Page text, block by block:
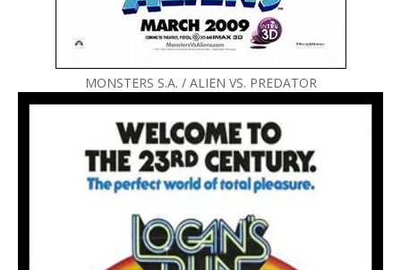
MONSTERS S.A. / ALIEN VS. PREDATOR